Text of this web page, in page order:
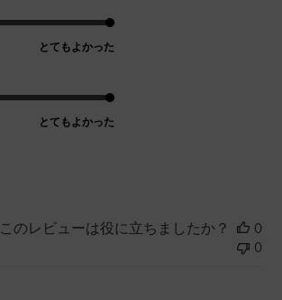
とてもよかった
とてもよかった
このレビューは役に立ちましたか？
0
0